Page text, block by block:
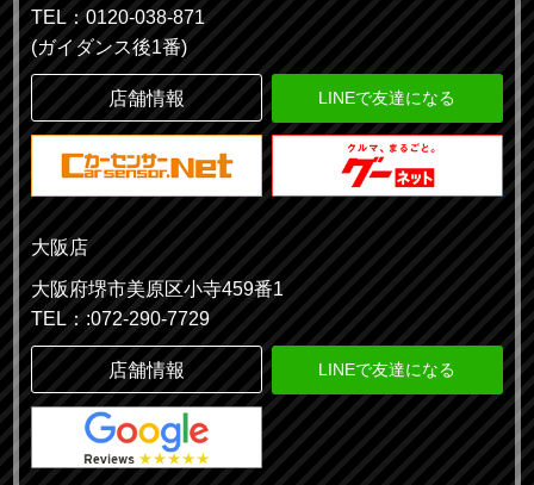
TEL：0120-038-871
(ガイダンス後1番)
店舗情報 LINEで友達になる
大阪店
大阪府堺市美原区小寺459番1
TEL：:072-290-7729
店舗情報 LINEで友達になる